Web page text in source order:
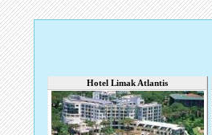
Hotel Limak Atlantis